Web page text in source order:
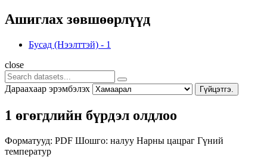
Ашиглах зөвшөөрлүүд
Бусад (Нээлттэй) - 1
close
Дараахаар эрэмбэлэх Гүйцэтгэ.
1 өгөгдлийн бүрдэл олдлоо
Форматууд: PDF Шошго: налуу Нарны цацраг Гүний
температур